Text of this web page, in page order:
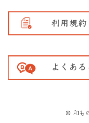
© 和も